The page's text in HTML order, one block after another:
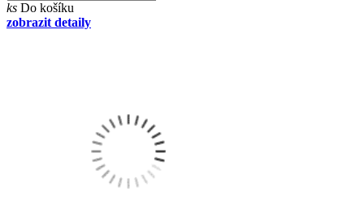
ks Do košíku
zobrazit detaily